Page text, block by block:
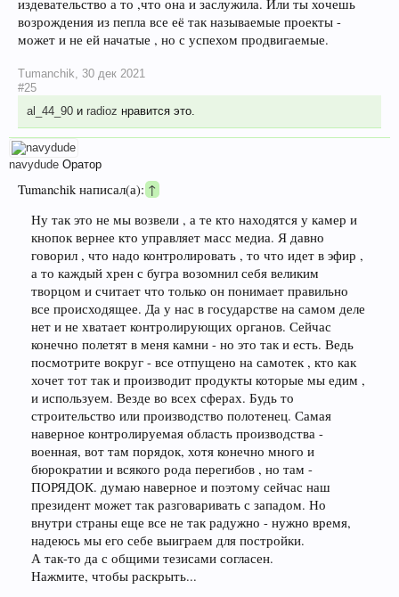
издевательство а то ,что она и заслужила. Или ты хочешь
возрождения из пепла все её так называемые проекты -
может и не ей начатые , но с успехом продвигаемые.
Tumanchik
30 дек 2021
#25
al_44_90 и radioz нравится это.
navydude Оратор
Tumanchik написал(а):↑
Ну так это не мы возвели , а те кто находятся у камер и
кнопок вернее кто управляет масс медиа. Я давно
говорил , что надо контролировать , то что идет в эфир ,
а то каждый хрен с бугра возомнил себя великим
творцом и считает что только он понимает правильно
все происходящее. Да у нас в государстве на самом деле
нет и не хватает контролирующих органов. Сейчас
конечно полетят в меня камни - но это так и есть. Ведь
посмотрите вокруг - все отпущено на самотек , кто как
хочет тот так и производит продукты которые мы едим ,
и используем. Везде во всех сферах. Будь то
строительство или производство полотенец. Самая
наверное контролируемая область производства -
военная, вот там порядок, хотя конечно много и
бюрократии и всякого рода перегибов , но там -
ПОРЯДОК. думаю наверное и поэтому сейчас наш
президент может так разговаривать с западом. Но
внутри страны еще все не так радужно - нужно время,
надеюсь мы его себе выиграем для постройки.
А так-то да с общими тезисами согласен.
Нажмите, чтобы раскрыть...